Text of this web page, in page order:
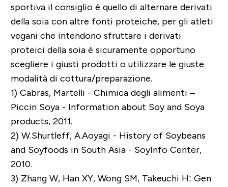
sportiva il consiglio è quello di alternare derivati
della soia con altre fonti proteiche, per gli atleti
vegani che intendono sfruttare i derivati
proteici della soia è sicuramente opportuno
scegliere i giusti prodotti o utilizzare le giuste
modalità di cottura/preparazione.
1) Cabras, Martelli - Chimica degli alimenti –
Piccin Soya - Information about Soy and Soya
products, 2011.
2) W.Shurtleff, A.Aoyagi - History of Soybeans
and Soyfoods in South Asia - SoyInfo Center,
2010.
3) Zhang W, Han XY, Wong SM, Takeuchi H: Gen